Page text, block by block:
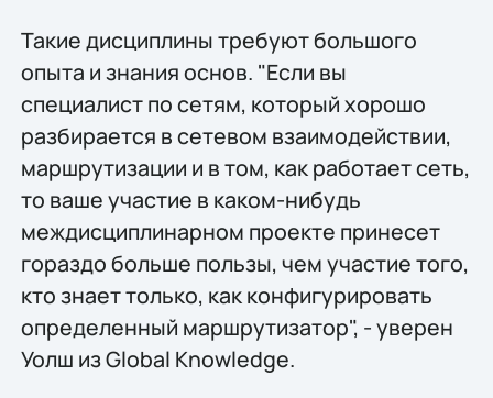
Такие дисциплины требуют большого
опыта и знания основ. "Если вы
специалист по сетям, который хорошо
разбирается в сетевом взаимодействии,
маршрутизации и в том, как работает сеть,
то ваше участие в каком-нибудь
междисциплинарном проекте принесет
гораздо больше пользы, чем участие того,
кто знает только, как конфигурировать
определенный маршрутизатор", - уверен
Уолш из Global Knowledge.